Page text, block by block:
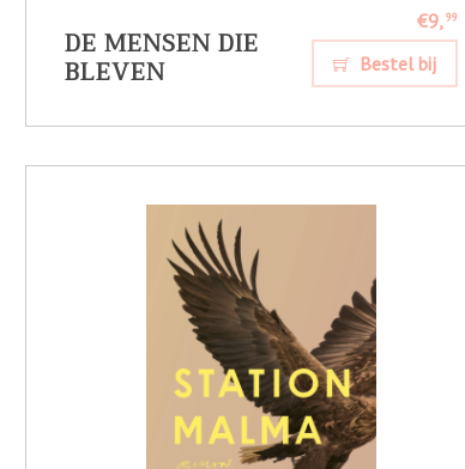
DE MENSEN DIE
BLEVEN
€9,99
Bestel bij